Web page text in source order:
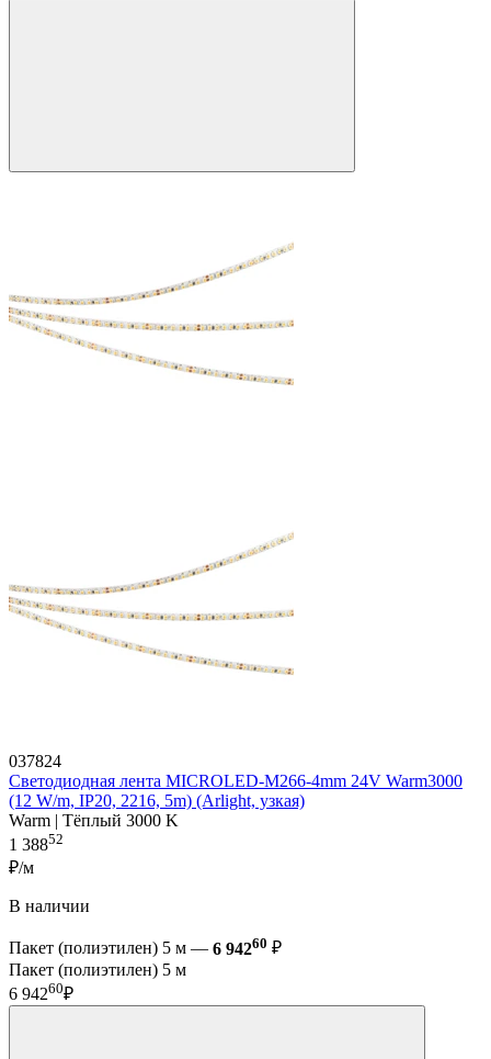
037824
Светодиодная лента MICROLED-M266-4mm 24V Warm3000
(12 W/m, IP20, 2216, 5m) (Arlight, узкая)
Warm | Тёплый 3000 K
1 38852
₽/м
В наличии
Пакет (полиэтилен) 5 м — 6 94260 ₽
Пакет (полиэтилен) 5 м
6 94260₽